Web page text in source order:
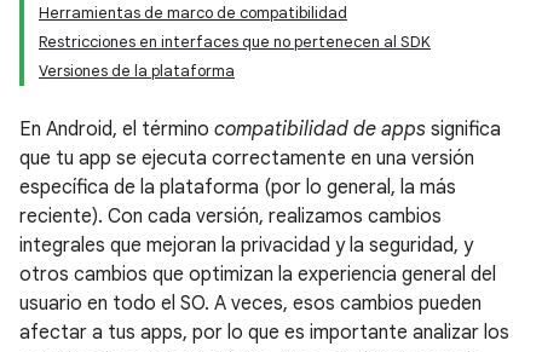
Herramientas de marco de compatibilidad
Restricciones en interfaces que no pertenecen al SDK
Versiones de la plataforma
En Android, el término compatibilidad de apps significa
que tu app se ejecuta correctamente en una versión
específica de la plataforma (por lo general, la más
reciente). Con cada versión, realizamos cambios
integrales que mejoran la privacidad y la seguridad, y
otros cambios que optimizan la experiencia general del
usuario en todo el SO. A veces, esos cambios pueden
afectar a tus apps, por lo que es importante analizar los